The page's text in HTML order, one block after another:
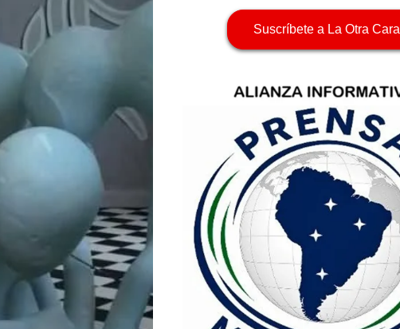
Suscríbete a La Otra Cara